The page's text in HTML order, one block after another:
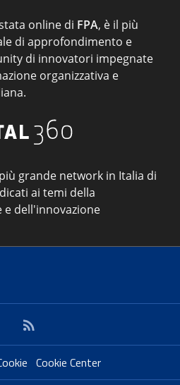
online di FPA, è il più
di approfondimento e
di innovatori impegnate
organizzativa e
grande network in Italia di
ai temi della
e dell'innovazione
Cookie Center